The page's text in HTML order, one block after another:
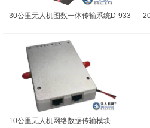
30公里无人机图数一体传输系统D-933
10公里无人机网络数据传输模块